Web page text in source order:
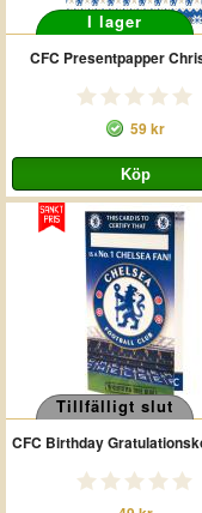
I lager
CFC Presentpapper
59 kr
Tillfälligt slut